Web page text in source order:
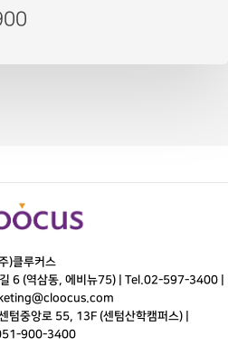
)클루커스
6 (역삼동, 에비뉴75) | Tel.02-597-3400
텀중앙로 55, 13F (센텀산학캠퍼스) |
900-3400